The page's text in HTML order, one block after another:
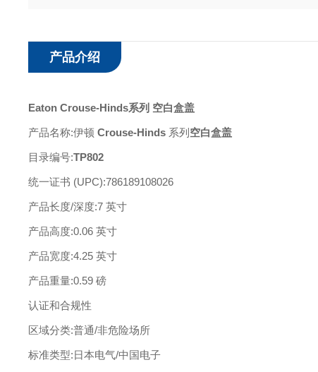
产品介绍
Eaton Crouse-Hinds系列 空白盒盖
产品名称:伊顿 Crouse-Hinds 系列 空白盒盖
目录编号:TP802
统一证书 (UPC):786189108026
产品长度/深度:7 英寸
产品高度:0.06 英寸
产品宽度:4.25 英寸
产品重量:0.59 磅
认证和合规性
区域分类:普通/非危险场所
标准类型:日本电气/中国电子